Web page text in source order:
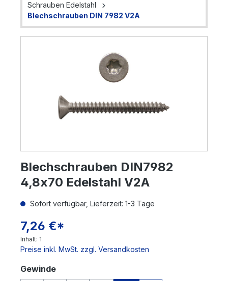
Schrauben Edelstahl
Blechschrauben DIN 7982 V2A
Blechschrauben DIN7982
4,8x70 Edelstahl V2A
Sofort verfügbar, Lieferzeit: 1-3 Tage
7,26 €*
Inhalt: 1
Preise inkl. MwSt. zzgl. Versandkosten
Gewindeauswählen